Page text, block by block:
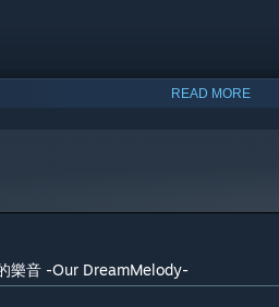
READ MORE
樂音 -Our DreamMelody-